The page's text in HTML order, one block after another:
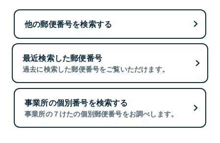
他の郵便番号を検索する
最近検索した郵便番号
過去に検索した郵便番号をご覧いただけます。
事業所の個別番号を検索する
事業所の７けたの個別郵便番号をお調べします。